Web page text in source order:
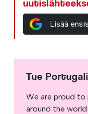
Lisää
Tue
We are proud to
around the